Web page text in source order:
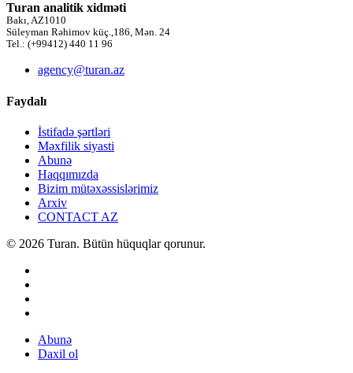
Turan analitik xidməti
Bakı, AZ1010
Süleyman Rəhimov küç.,186, Mən. 24
Tel.: (+99412) 440 11 96
agency@turan.az
Faydalı
İstifadə şərtləri
Məxfilik siyasti
Abunə
Haqqımızda
Bizim mütəxəssislərimiz
Arxiv
CONTACT AZ
© 2026 Turan. Bütün hüquqlar qorunur.
Abunə
Daxil ol